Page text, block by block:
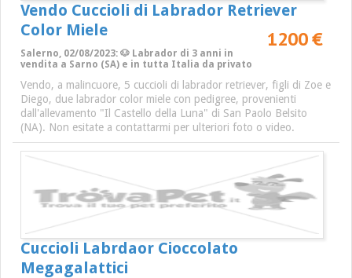
Vendo Cuccioli di Labrador Retriever
Color Miele
1200 €
Salerno, 02/08/2023: 🐶 Labrador di 3 anni in
vendita a Sarno (SA) e in tutta Italia da privato
Vendo, a malincuore, 5 cuccioli di labrador retriever, figli di Zoe e
Diego, due labrador color miele con pedigree, provenienti
dall'allevamento "Il Castello della Luna" di San Paolo Belsito
(NA). Non esitate a contattarmi per ulteriori foto o video.
Cuccioli Labrdaor Cioccolato
Megagalattici